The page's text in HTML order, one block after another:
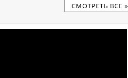
CМОТРЕТЬ ВСЕ »